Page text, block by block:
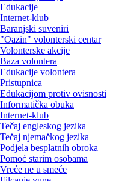
Edukacije
Internet-klub
Baranjski suveniri
"Oazin" volonterski centar
Volonterske akcije
Baza volontera
Edukacije volontera
Pristupnica
Edukacijom protiv ovisnosti
Informatička obuka
Internet-klub
Tečaj engleskog jezika
Tečaj njemačkog jezika
Podjela besplatnih obroka
Pomoć starim osobama
Vreće ne u smeće